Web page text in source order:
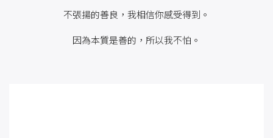
不張揚的善良，我相信你感受得到。
因為本質是善的，所以我不怕。